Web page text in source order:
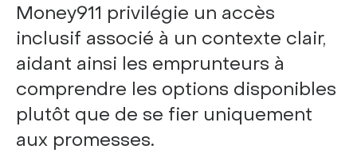
Money911 privilégie un accès
inclusif associé à un contexte clair,
aidant ainsi les emprunteurs à
comprendre les options disponibles
plutôt que de se fier uniquement
aux promesses.